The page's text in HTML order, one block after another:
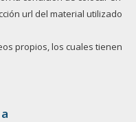
url del material utilizado
propios, los cuales tienen